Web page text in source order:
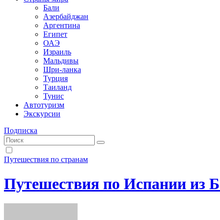
Бали
Азербайджан
Аргентина
Египет
ОАЭ
Израиль
Мальдивы
Шри-ланка
Турция
Таиланд
Тунис
Автотуризм
Экскурсии
Подписка
Путешествия по странам
Путешествия по Испании из